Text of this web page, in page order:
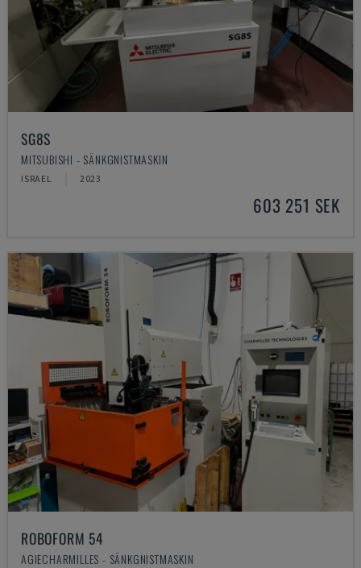
SG8S
MITSUBISHI - SÄNKGNISTMASKIN
ISRAEL 2023
603 251 SEK
ROBOFORM 54
AGIECHARMILLES - SÄNKGNISTMASKIN